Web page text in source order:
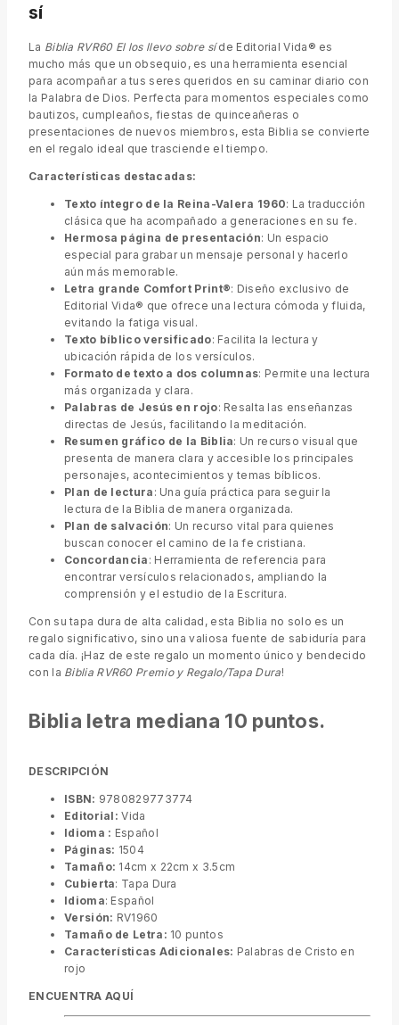
sí
La Biblia RVR60 El los llevo sobre síde Editorial Vida® es
mucho más que un obsequio, es una herramienta esencial
para acompañar a tus seres queridos en su caminar diario con
la Palabra de Dios. Perfecta para momentos especiales como
bautizos, cumpleaños, fiestas de quinceañeras o
presentaciones de nuevos miembros, esta Biblia se convierte
en el regalo ideal que trasciende el tiempo.
Características destacadas:
Texto íntegro de la Reina-Valera 1960: La traducción
clásica que ha acompañado a generaciones en su fe.
Hermosa página de presentación: Un espacio
especial para grabar un mensaje personal y hacerlo
aún más memorable.
Letra grande Comfort Print®: Diseño exclusivo de
Editorial Vida® que ofrece una lectura cómoda y fluida,
evitando la fatiga visual.
Texto bíblico versificado: Facilita la lectura y
ubicación rápida de los versículos.
Formato de texto a dos columnas: Permite una lectura
más organizada y clara.
Palabras de Jesús en rojo: Resalta las enseñanzas
directas de Jesús, facilitando la meditación.
Resumen gráfico de la Biblia: Un recurso visual que
presenta de manera clara y accesible los principales
personajes, acontecimientos y temas bíblicos.
Plan de lectura : Una guía práctica para seguir la
lectura de la Biblia de manera organizada.
Plan de salvación: Un recurso vital para quienes
buscan conocer el camino de la fe cristiana.
Concordancia : Herramienta de referencia para
encontrar versículos relacionados, ampliando la
comprensión y el estudio de la Escritura.
Con su tapa dura de alta calidad, esta Biblia no solo es un
regalo significativo, sino una valiosa fuente de sabiduría para
cada día. ¡Haz de este regalo un momento único y bendecido
con la Biblia RVR60 Premio y Regalo/Tapa Dura!
Biblia letra mediana 10 puntos.
DESCRIPCIÓN
ISBN: 9780829773774
Editorial:Vida
Idioma : Español
Páginas: 1504
Tamaño: 14cm x 22cm x 3.5cm
Cubierta: Tapa Dura
Idioma: Español
Versión: RV1960
Tamaño de Letra: 10 puntos
Características Adicionales: Palabras de Cristo en
rojo
ENCUENTRA AQUÍ